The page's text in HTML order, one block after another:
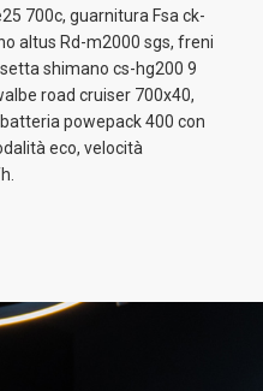
700c, guarnitura Fsa ck-
altus Rd-m2000 sgs, freni
shimano cs-hg200 9
road cruiser 700x40,
powepack 400 con
eco, velocità